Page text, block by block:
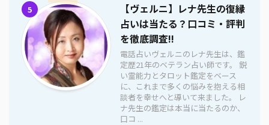
5
【ヴェルニ】レナ先生の復縁
占いは当たる？口コミ・評判
を徹底調査!!
電話占いヴェルニのレナ先生は、鑑
定歴21年のベテラン占い師です。 鋭
い霊能力とタロット鑑定をベース
に、これまで多くの悩みを抱える相
談者を幸せへと導いて来ました。 レ
ナ先生の鑑定は本当に当たるのか、
口コ ...